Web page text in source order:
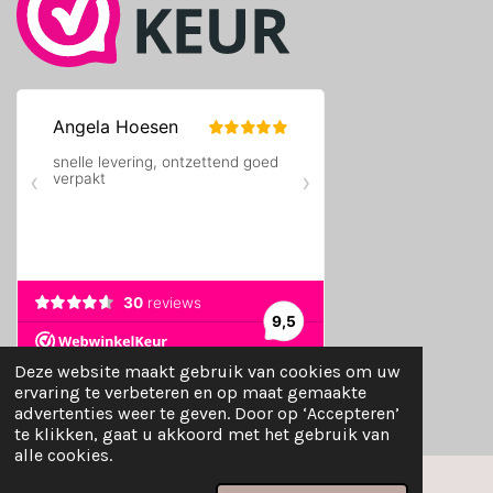
Deze website maakt gebruik van cookies om uw
ervaring te verbeteren en op maat gemaakte
advertenties weer te geven. Door op ‘Accepteren’
te klikken, gaat u akkoord met het gebruik van
alle cookies.
© 2024 - 2026 TMVshop
Powered byJouwWeb